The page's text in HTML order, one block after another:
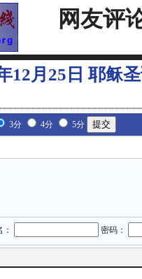
网友评
12月25日 耶稣
3分 4分 5分
： 密码：